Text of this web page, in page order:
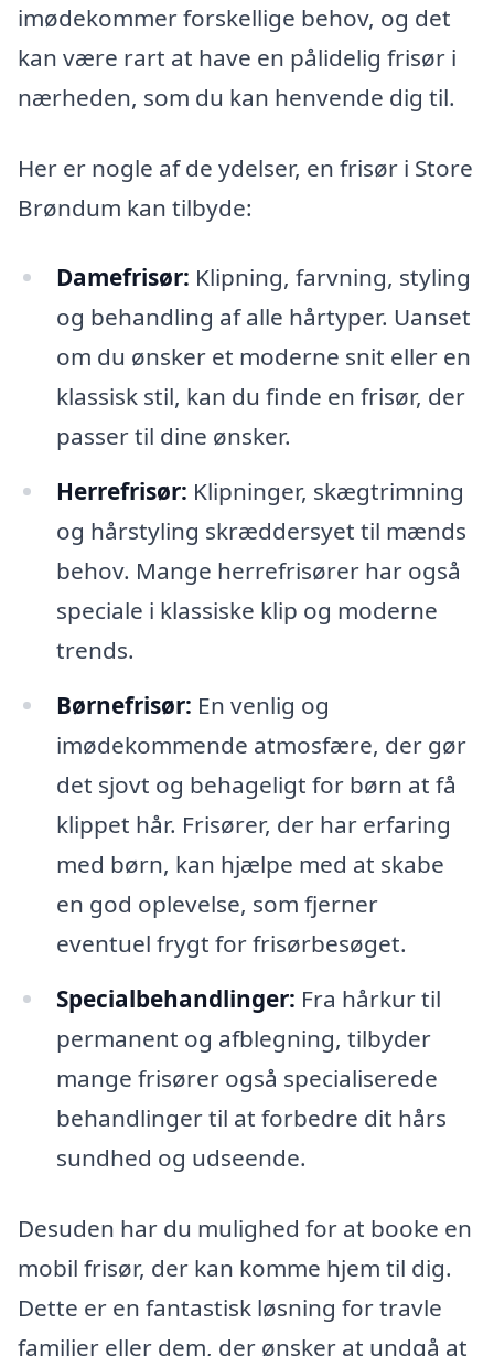
imødekommer forskellige behov, og det
kan være rart at have en pålidelig frisør i
nærheden, som du kan henvende dig til.
Her er nogle af de ydelser, en frisør i Store
Brøndum kan tilbyde:
Damefrisør: Klipning, farvning, styling
og behandling af alle hårtyper. Uanset
om du ønsker et moderne snit eller en
klassisk stil, kan du finde en frisør, der
passer til dine ønsker.
Herrefrisør: Klipninger, skægtrimning
og hårstyling skræddersyet til mænds
behov. Mange herrefrisører har også
speciale i klassiske klip og moderne
trends.
Børnefrisør: En venlig og
imødekommende atmosfære, der gør
det sjovt og behageligt for børn at få
klippet hår. Frisører, der har erfaring
med børn, kan hjælpe med at skabe
en god oplevelse, som fjerner
eventuel frygt for frisørbesøget.
Specialbehandlinger: Fra hårkur til
permanent og afblegning, tilbyder
mange frisører også specialiserede
behandlinger til at forbedre dit hårs
sundhed og udseende.
Desuden har du mulighed for at booke en
mobil frisør, der kan komme hjem til dig.
Dette er en fantastisk løsning for travle
familier eller dem, der ønsker at undgå at